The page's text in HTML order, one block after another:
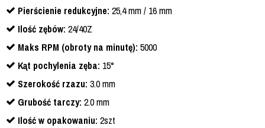
Pierścienie redukcyjne: 25,4 mm / 16 mm
Ilość zębów: 24/40Z
Maks RPM (obroty na minutę): 5000
Kąt pochylenia zęba: 15°
Szerokość rzazu: 3.0 mm
Grubość tarczy: 2.0 mm
Ilość w opakowaniu: 2szt